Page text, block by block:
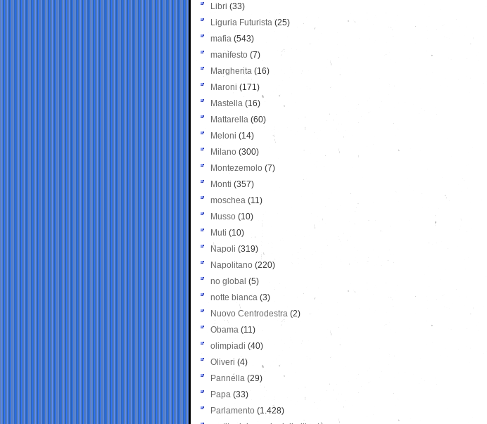
Libri (33)
Liguria Futurista (25)
mafia (543)
manifesto (7)
Margherita (16)
Maroni (171)
Mastella (16)
Mattarella (60)
Meloni (14)
Milano (300)
Montezemolo (7)
Monti (357)
moschea (11)
Musso (10)
Muti (10)
Napoli (319)
Napolitano (220)
no global (5)
notte bianca (3)
Nuovo Centrodestra (2)
Obama (11)
olimpiadi (40)
Oliveri (4)
Pannella (29)
Papa (33)
Parlamento (1.428)